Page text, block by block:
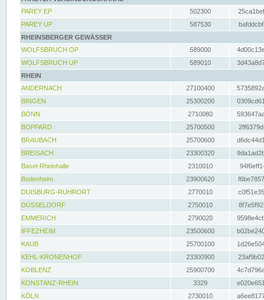
PAREY EP
502300
PAREY UP
587530
RHEINSBERGER GEWÄSSER
WOLFSBRUCH OP
589000
WOLFSBRUCH UP
589010
RHEIN
ANDERNACH
27100400
BINGEN
25300200
BONN
2710080
BOPPARD
25700500
BRAUBACH
25700600
BREISACH
23300320
Basel-Rheinhalle
2310010
Bodenheim
23900620
DUISBURG-RUHRORT
2770010
DÜSSELDORF
2750010
EMMERICH
2790020
IFFEZHEIM
23500600
KAUB
25700100
KEHL-KRONENHOF
23300900
KOBLENZ
25900700
KONSTANZ-RHEIN
3329
KÖLN
2730010